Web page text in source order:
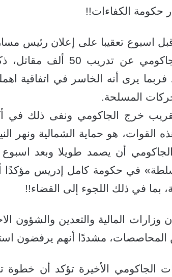
حكومة الكفاءات!!
قبل اسبوع تعقيبا على إعلان رئيس
أحمد الجاكومي عن
فربما يرى أنه الخاسر في اتفاقية
المسلحة.
خرج الجاكومي ونفى ذلك في
القوات، هو حماية الشمالية ونهر
أن يصمد طويلا وبعد
في حكومة كامل إدريس مؤكدًا
بما في ذلك اللجوء إلى القضاء!!
وزارات المالية والتعدين والشؤون
المحاصصات، مشددًا أنهم يرفضون
الجاكومي الأخيرة تؤكد أن خطوة